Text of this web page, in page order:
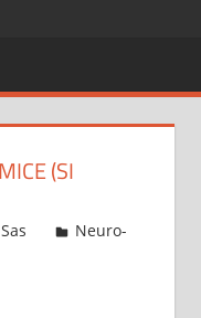
(SI
Neuro-